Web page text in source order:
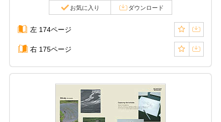
お気に入り ダウンロード
左 174ページ
右 175ページ